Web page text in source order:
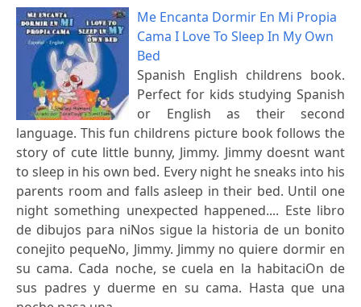
Me Encanta Dormir En Mi Propia
Cama I Love To Sleep In My Own
Bed
Spanish English childrens book.
Perfect for kids studying Spanish
or English as their second
language. This fun childrens picture book follows the
story of cute little bunny, Jimmy. Jimmy doesnt want
to sleep in his own bed. Every night he sneaks into his
parents room and falls asleep in their bed. Until one
night something unexpected happened.... Este libro
de dibujos para niNos sigue la historia de un bonito
conejito pequeNo, Jimmy. Jimmy no quiere dormir en
su cama. Cada noche, se cuela en la habitaciOn de
sus padres y duerme en su cama. Hasta que una